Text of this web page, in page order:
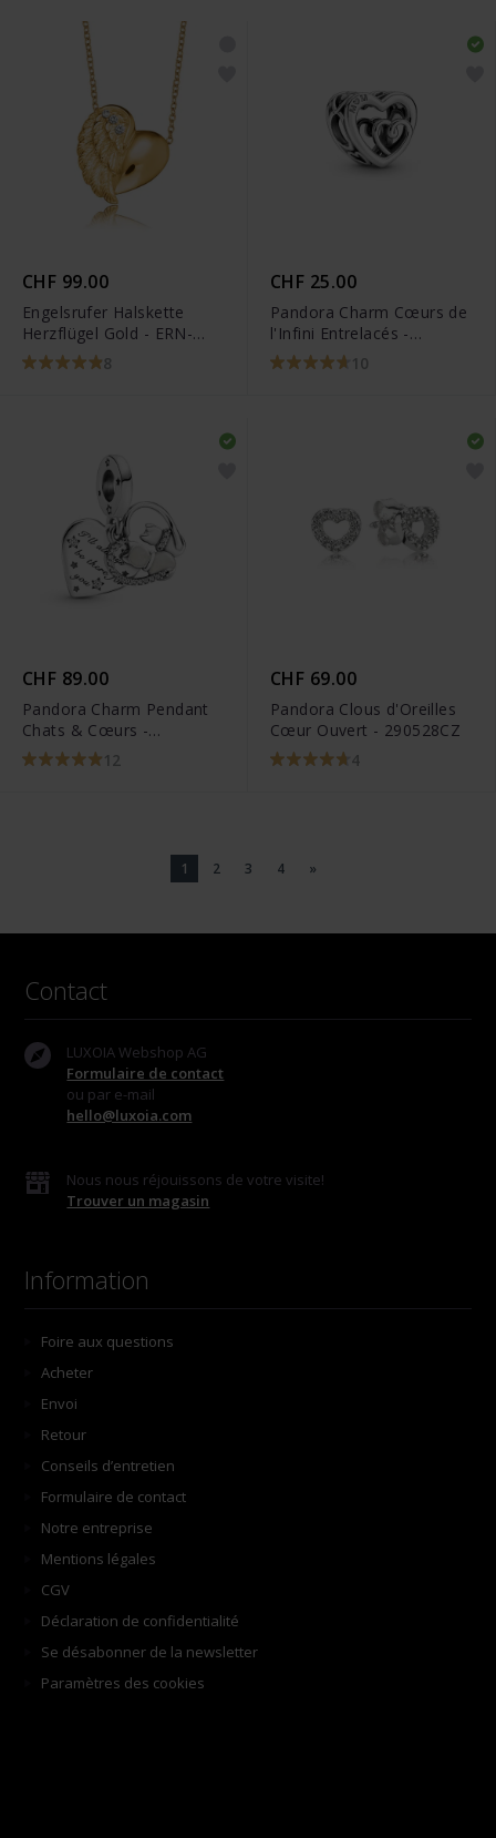
CHF 99.00
Engelsrufer Halskette
Herzflügel Gold - ERN-
LILHEARTWING-G
8
CHF 25.00
Pandora Charm Cœurs de
l'Infini Entrelacés -
790800C0010
CHF 89.00
Pandora Charm Pendant
Chats & Cœurs -
799546C0112
CHF 69.00
Pandora Clous d'Oreilles
Cœur Ouvert - 290528CZ
4
1 2 3 4 »
Contact
LUXOIA Webshop AG
Formulaire de contact
ou par e-mail
hello@luxoia.com
Nous nous réjouissons de votre visite!
Trouver un magasin
Information
Foire aux questions
Acheter
Envoi
Retour
Conseils d’entretien
Formulaire de contact
Notre entreprise
Mentions légales
CGV
Déclaration de confidentialité
Se désabonner de la newsletter
Paramètres des cookies